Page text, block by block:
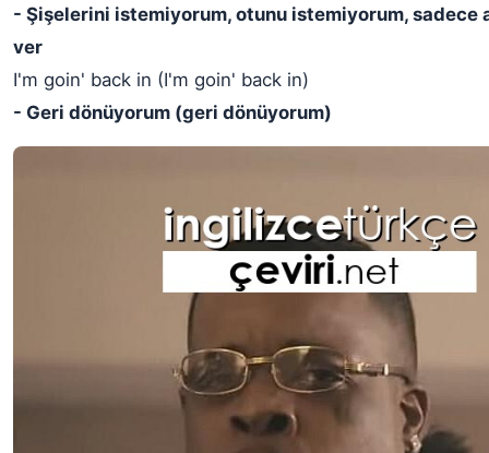
- Şişelerini istemiyorum, otunu istemiyorum, sadece
ver
I'm goin' back in (I'm goin' back in)
- Geri dönüyorum (geri dönüyorum)